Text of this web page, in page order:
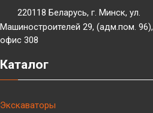
220118 Беларусь, г. Минск, ул.
Машиностроителей 29, (адм.пом. 96),
офис 308
Каталог
Экскаваторы